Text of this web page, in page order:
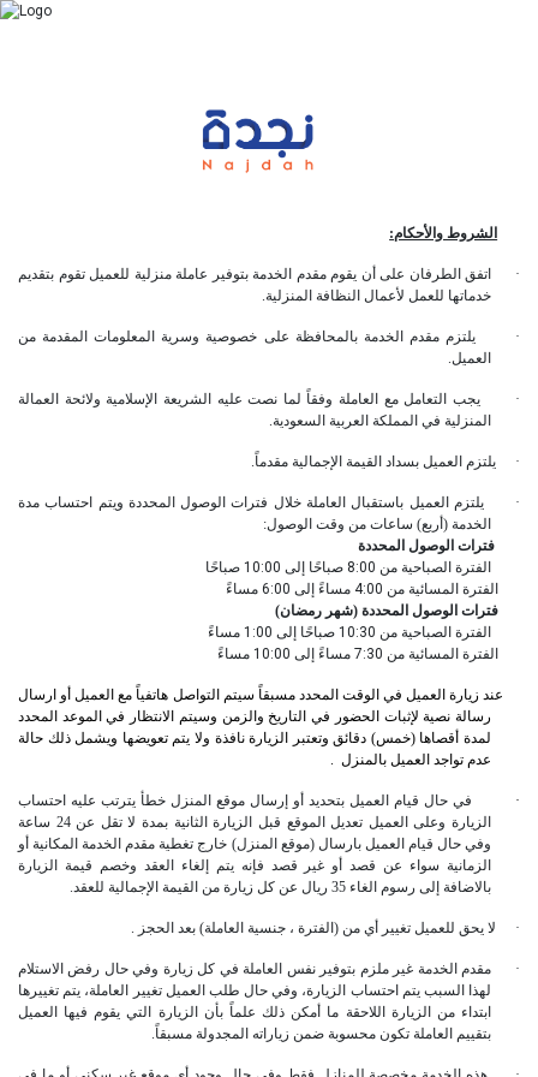
الشروط والأحكام:
·
اتفق الطرفان على أن يقوم مقدم الخدمة بتوفير عاملة منزلية للعميل تقوم بتقديم
خدماتها للعمل لأعمال النظافة المنزلية.
·
يلتزم مقدم الخدمة بالمحافظة على خصوصية وسرية المعلومات المقدمة من
العميل.
·
يجب التعامل مع العاملة وفقاً لما نصت عليه الشريعة الإسلامية ولائحة العمالة
المنزلية في المملكة العربية السعودية.
· يلتزم العميل بسداد القيمة الإجمالية مقدماً.
·
يلتزم العميل باستقبال العاملة خلال فترات الوصول المحددة ويتم احتساب مدة
الخدمة (أربع) ساعات من وقت الوصول:
فترات الوصول المحددة
الفترة الصباحية من 8:00 صباحًا إلى 10:00 صباحًا
الفترة المسائية من 4:00 مساءً إلى 6:00 مساءً
فترات الوصول المحددة (شهر رمضان)
الفترة الصباحية من 10:30 صباحًا إلى 1:00 مساءً
الفترة المسائية من 7:30 مساءً إلى 10:00 مساءً
عند زيارة العميل في الوقت المحدد مسبقاً سيتم التواصل هاتفياً مع العميل أو ارسال
رسالة نصية لإثبات الحضور في التاريخ والزمن وسيتم الانتظار في الموعد المحدد
لمدة أقصاها (خمس) دقائق وتعتبر الزيارة نافذة ولا يتم تعويضها ويشمل ذلك حالة
عدم تواجد العميل بالمنزل .
·
في حال قيام العميل بتحديد أو إرسال موقع المنزل خطأ يترتب عليه احتساب
الزيارة وعلى العميل تعديل الموقع قبل الزيارة الثانية بمدة لا تقل عن 24 ساعة
وفي حال قيام العميل بارسال (موقع المنزل) خارج تغطية مقدم الخدمة المكانية أو
الزمانية سواء عن قصد أو غير قصد فإنه يتم إلغاء العقد وخصم قيمة الزيارة
بالاضافة إلى رسوم الغاء 35 ريال عن كل زيارة من القيمة الإجمالية للعقد.
· لا يحق للعميل تغيير أي من (الفترة ، جنسية العاملة) بعد الحجز .
·
مقدم الخدمة غير ملزم بتوفير نفس العاملة في كل زيارة وفي حال رفض الاستلام
لهذا السبب يتم احتساب الزيارة، وفي حال طلب العميل تغيير العاملة، يتم تغييرها
ابتداء من الزيارة اللاحقة ما أمكن ذلك علماً بأن الزيارة التي يقوم فيها العميل
بتقييم العاملة تكون محسوبة ضمن زياراته المجدولة مسبقاً.